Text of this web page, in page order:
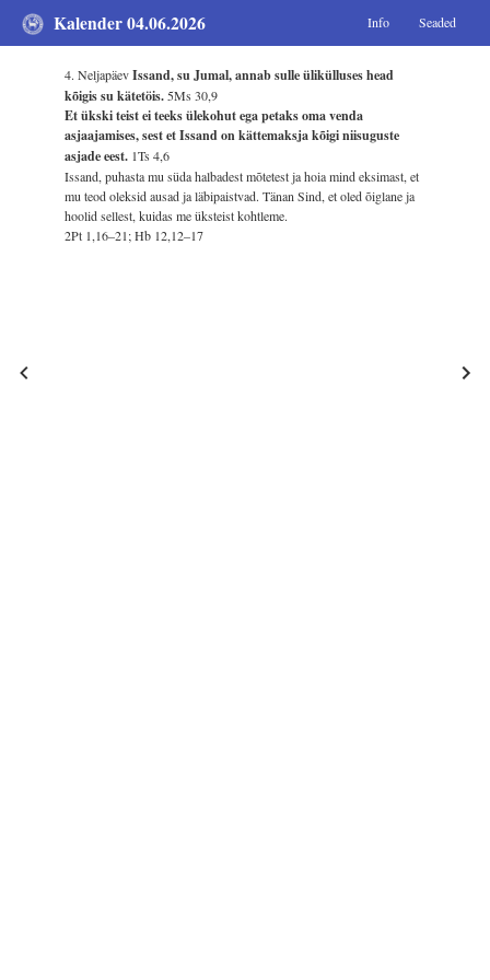
Kalender 04.06.2026 Info Seaded
4. NeljapäevIssand, su Jumal, annab sulle ülikülluses head
kõigis su kätetöis.5Ms 30,9
Et ükski teist ei teeks ülekohut ega petaks oma venda
asjaajamises, sest et Issand on kättemaksja kõigi niisuguste
asjade eest. 1Ts 4,6
Issand, puhasta mu süda halbadest mõtetest ja hoia mind eksimast, et
mu teod oleksid ausad ja läbipaistvad. Tänan Sind, et oled õiglane ja
hoolid sellest, kuidas me üksteist kohtleme.
2Pt 1,16–21; Hb 12,12–17